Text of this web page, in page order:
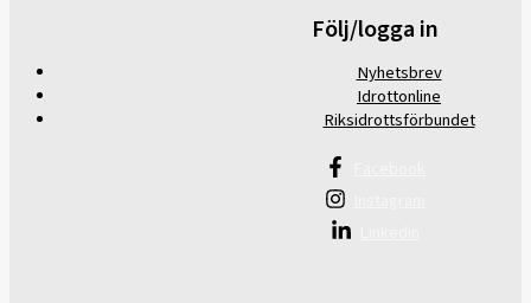
Följ/logga in
Nyhetsbrev
Idrottonline
Riksidrottsförbundet